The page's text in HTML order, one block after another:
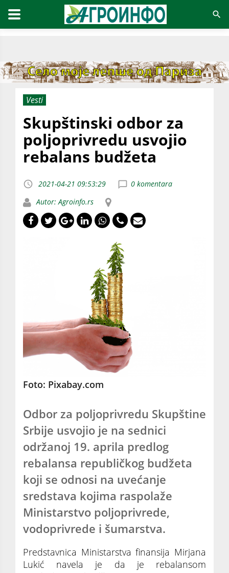
Vesti
Skupštinski odbor za
poljoprivredu usvojio
rebalans budžeta
2021-04-21 09:53:29
0 komentara
Autor: Agroinfo.rs
Foto: Pixabay.com
Odbor za poljoprivredu Skupštine
Srbije usvojio je na sednici
održanoj 19. aprila predlog
rebalansa republičkog budžeta
koji se odnosi na uvećanje
sredstava kojima raspolaže
Ministarstvo poljoprivrede,
vodoprivrede i šumarstva.
Predstavnica Ministarstva finansija Mirjana
Lukić navela je da je rebalansom